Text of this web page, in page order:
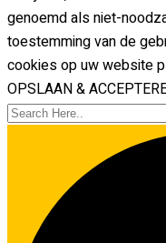
genoemd als niet-
toestemming van de
cookies op uw website
OPSLAAN &